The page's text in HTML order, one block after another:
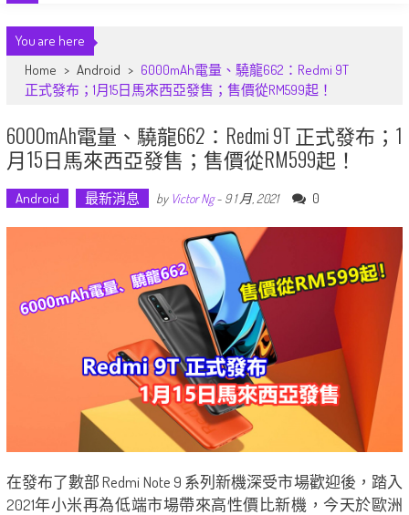
You are here
Home > Android > 6000mAh電量、驍龍662：Redmi 9T
正式發布；1月15日馬來西亞發售；售價從RM599起！
6000mAh電量、驍龍662：Redmi 9T 正式發布；1
月15日馬來西亞發售；售價從RM599起！
Android 最新消息 by Victor Ng- 9 1 月, 2021 0
在發布了數部 Redmi Note 9 系列新機深受市場歡迎後，踏入
2021年小米再為低端市場帶來高性價比新機，今天於歐洲